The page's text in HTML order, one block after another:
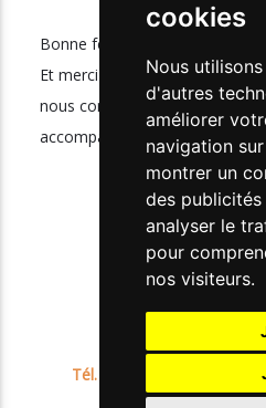
cookies
Nous
d'autres
améliorer
navigation
montrer un
des
analyser le
pour
nos visiteurs.
Bonne fête à tous les Papas !
Et merci à tous les pères qui
nous confiant leurs enfants et
accompagnement !
41 rue Le-Corbusier
Tél.